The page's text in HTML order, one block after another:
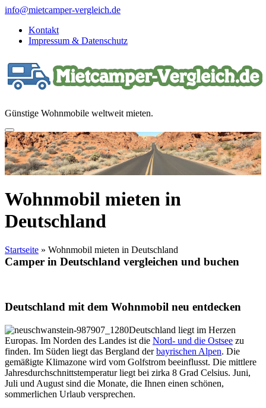
Direkt
Inhalt
info@mietcamper-vergleich.de
Kontakt
Impressum & Datenschutz
Günstige Wohnmobile weltweit mieten.
Wohnmobil mieten in
Deutschland
Startseite » Wohnmobil mieten in Deutschland
Camper in Deutschland vergleichen und buchen
Deutschland mit dem Wohnmobil neu entdecken
Deutschland liegt im Herzen
Europas. Im Norden des Landes ist die Nord- und die Ostsee zu
finden. Im Süden liegt das Bergland derbayrischen Alpen. Die
gemäßigte Klimazone wird vom Golfstrom beeinflusst. Die mittlere
Jahresdurchschnittstemperatur liegt bei zirka 8 Grad Celsius. Juni,
Juli und August sind die Monate, die Ihnen einen schönen,
sommerlichen Urlaub versprechen.